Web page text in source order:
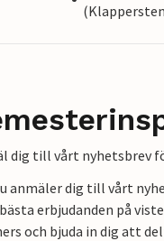
dig till vårt nyhetsbrev
anmäler dig till vårt
erbjudanden på
och bjuda in dig att